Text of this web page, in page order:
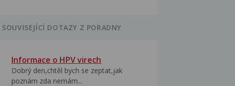
SOUVISEJÍCÍ DOTAZY Z PORADNY
Informace o HPV virech
Dobrý den,chtěl bych se zeptat,jak
poznám zda nemám...